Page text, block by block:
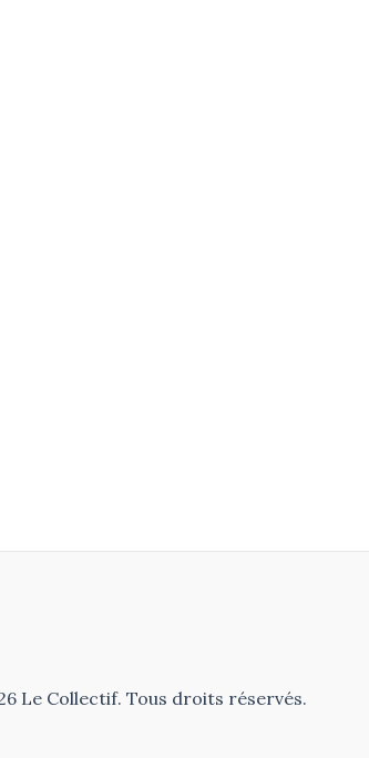
Le Collectif. Tous droits réservés.